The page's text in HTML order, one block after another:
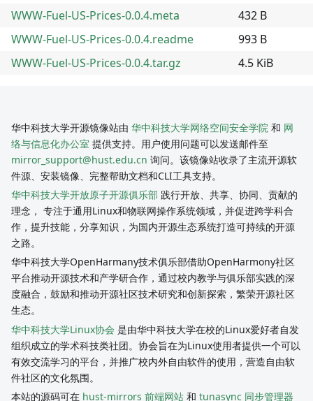
WWW-Fuel-US-Prices-0.0.4.meta
432 B
WWW-Fuel-US-Prices-0.0.4.readme
993 B
WWW-Fuel-US-Prices-0.0.4.tar.gz
4.5 KiB
华中科技大学开源镜像站由 华中科技大学网络空间安全学院 和 网
络与信息化办公室 提供支持。用户使用问题可以发送邮件至
mirror_support@hust.edu.cn 询问。该镜像站收录了主流开源软
件源、安装镜像、完整帮助文档和CLI工具支持。
华中科技大学开放原子开源俱乐部 践行开放、共享、协同、贡献的
理念， 专注于通用Linux和物联网操作系统领域，并促进跨学科合
作，提升技能，分享知识，为国内开源生态系统打造可持续的开源
之路。
华中科技大学OpenHarmany技术俱乐部借助OpenHarmony社区
平台推动开源技术和产学研合作，通过校内教学与俱乐部实践的深
度融合，鼓励和推动开源社区技术研究和创新探索，繁荣开源社区
生态。
华中科技大学Linux协会 是由华中科技大学在校的Linux爱好者自发
组织成立的学术科技类社团。协会旨在为Linux使用者提供一个可以
有效交流学习的平台，并推广校内外自由软件的使用，营造自由软
件社区的文化氛围。
本站的源码可在 hust-mirrors 前端网站 和 tunasync 同步管理器